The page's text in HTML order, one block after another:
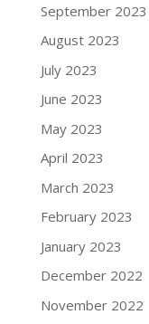
September 2023
August 2023
July 2023
June 2023
May 2023
April 2023
March 2023
February 2023
January 2023
December 2022
November 2022